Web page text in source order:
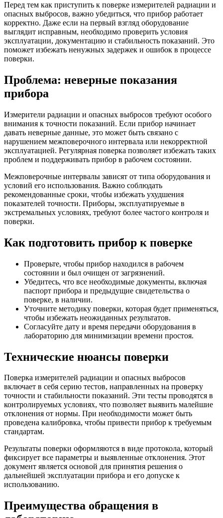
Перед тем как приступить к поверке измерителей радиации и
опасных выбросов, важно убедиться, что прибор работает
корректно. Даже если на первый взгляд оборудование
выглядит исправным, необходимо проверить условия
эксплуатации, документацию и стабильность показаний. Это
поможет избежать ненужных задержек и ошибок в процессе
поверки.
Проблема: неверные показания
прибора
Измерители радиации и опасных выбросов требуют особого
внимания к точности показаний. Если прибор начинает
давать неверные данные, это может быть связано с
нарушением межповерочного интервала или некорректной
эксплуатацией. Регулярная поверка позволяет избежать таких
проблем и поддерживать прибор в рабочем состоянии.
Межповерочные интервалы зависят от типа оборудования и
условий его использования. Важно соблюдать
рекомендованные сроки, чтобы избежать ухудшения
показателей точности. Приборы, эксплуатируемые в
экстремальных условиях, требуют более частого контроля и
поверки.
Как подготовить прибор к поверке
Проверьте, чтобы прибор находился в рабочем
состоянии и был очищен от загрязнений.
Убедитесь, что все необходимые документы, включая
паспорт прибора и предыдущие свидетельства о
поверке, в наличии.
Уточните методику поверки, которая будет применяться,
чтобы избежать неожиданных результатов.
Согласуйте дату и время передачи оборудования в
лабораторию для минимизации времени простоя.
Технические нюансы поверки
Поверка измерителей радиации и опасных выбросов
включает в себя серию тестов, направленных на проверку
точности и стабильности показаний. Эти тесты проводятся в
контролируемых условиях, что позволяет выявить малейшие
отклонения от нормы. При необходимости может быть
проведена калибровка, чтобы привести прибор к требуемым
стандартам.
Результаты поверки оформляются в виде протокола, который
фиксирует все параметры и выявленные отклонения. Этот
документ является основой для принятия решения о
дальнейшей эксплуатации прибора и его допуске к
использованию.
Преимущества обращения в